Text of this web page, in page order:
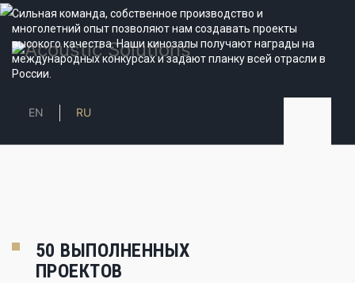
EN RU
Сильная команда, собственное производство и
многолетний опыт позволяют нам создавать проекты
высокого качества. Наши кинозалы получают награды на
международных конкурсах и задают планку всей отрасли в
России.
50 ВЫПОЛНЕННЫХ
ПРОЕКТОВ